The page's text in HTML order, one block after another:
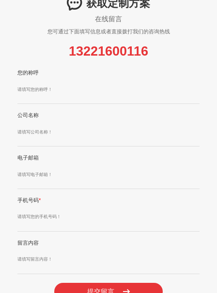
获取定制方案
在线留言
您可通过下面填写信息或者直接拨打我们的咨询热线
13221600116
您的称呼
公司名称
电子邮箱
手机号码*
留言内容
提交留言